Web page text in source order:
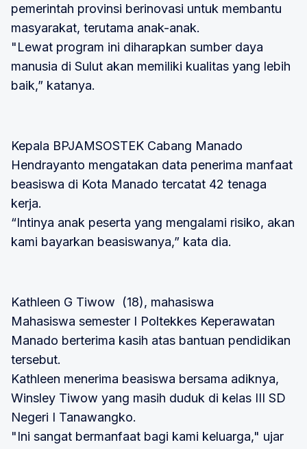
pemerintah provinsi berinovasi untuk membantu
masyarakat, terutama anak-anak.
"Lewat program ini diharapkan sumber daya
manusia di Sulut akan memiliki kualitas yang lebih
baik,” katanya.
Kepala BPJAMSOSTEK Cabang Manado
Hendrayanto mengatakan data penerima manfaat
beasiswa di Kota Manado tercatat 42 tenaga
kerja.
“Intinya anak peserta yang mengalami risiko, akan
kami bayarkan beasiswanya,” kata dia.
Kathleen G Tiwow (18), mahasiswa
Mahasiswa semester I Poltekkes Keperawatan
Manado berterima kasih atas bantuan pendidikan
tersebut.
Kathleen menerima beasiswa bersama adiknya,
Winsley Tiwow yang masih duduk di kelas III SD
Negeri I Tanawangko.
"Ini sangat bermanfaat bagi kami keluarga," ujar